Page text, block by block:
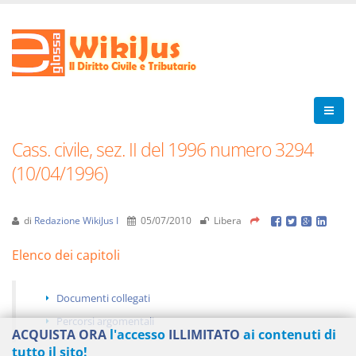
Cass. civile, sez. II del 1996 numero 3294
(10/04/1996)
di Redazione WikiJus I 05/07/2010 Libera
Elenco dei capitoli
Documenti collegati
Percorsi argomentali
ACQUISTA ORA l'accesso ILLIMITATO ai contenuti di
tutto il sito!